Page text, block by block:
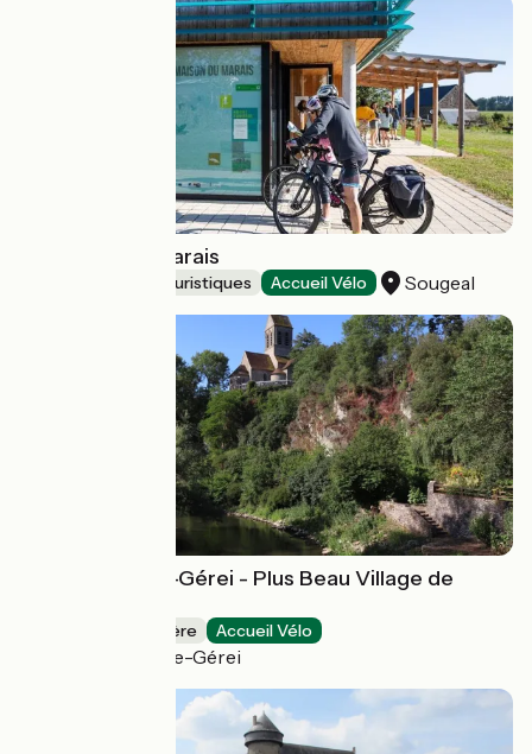
La Maison du Marais
Musées et sites touristiques Accueil Vélo Sougeal
Saint-Céneri-le-Gérei - Plus Beau Village de
Villages de caractère Accueil Vélo
Saint-Céneri-le-Gérei